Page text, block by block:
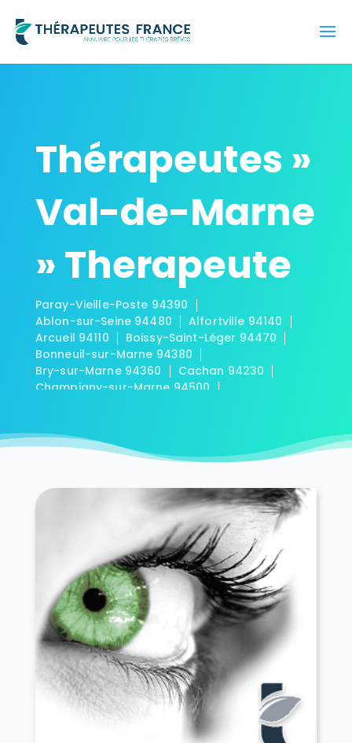
Thérapeutes »
Val-de-Marne
» Therapeute
Paray-Vieille-Poste 94390
Ablon-sur-Seine 94480
Alfortville 94140
Arcueil 94110
Boissy-Saint-Léger 94470
Bonneuil-sur-Marne 94380
Bry-sur-Marne 94360
Cachan 94230
Champigny-sur-Marne 94500
Chevilly-Larue 94550
Créteil 94000
Fontenay-sous-Bois 94120
Ivry-sur-Seine 94200
Joinville-le-Pont 94340
Le Kremlin-Bicêtre 94270
Le Perreux-sur-Marne 94170
Le Plessis-Trévise 94420
L'Haÿ-les-Roses 94240
Limeil-Brévannes 94450
Maisons-Alfort 94700
Mandres-les-Roses 94520
Marolles-en-Brie 94440
Nogent-sur-Marne 94130
Noiseau 94880
Orly 94310
Ormesson-sur-Marne 94490
Périgny 94520
Rungis 94150
Saint-Mandé 94160
Saint-Maur-des-Fossés 94100